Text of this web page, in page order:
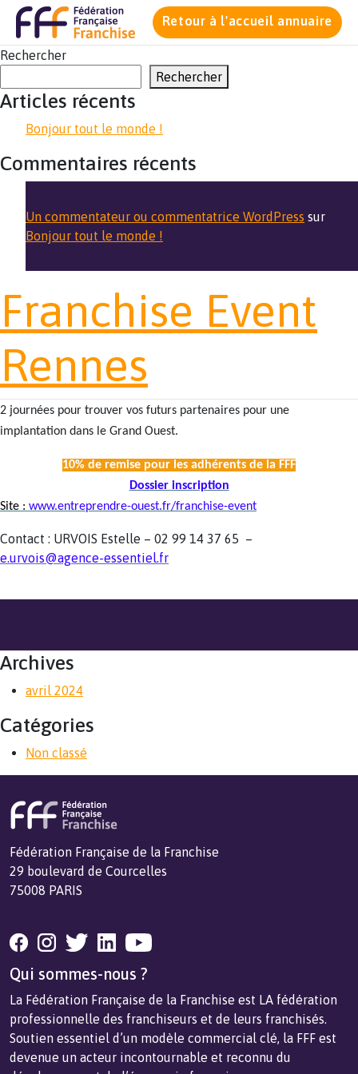
Retour à l'accueil annuaire
Rechercher
Rechercher
Articles récents
Bonjour tout le monde !
Commentaires récents
Un commentateur ou commentatrice WordPress sur
Bonjour tout le monde !
Franchise Event
Rennes
2 journées pour trouver vos futurs partenaires pour une
implantation dans le Grand Ouest.
10% de remise pour les adhérents de la FFF
Dossier inscription
Site : www.entreprendre-ouest.fr/franchise-event
Contact : URVOIS Estelle – 02 99 14 37 65 –
e.urvois@agence-essentiel.fr
Archives
avril 2024
Catégories
Non classé
Fédération Française de la Franchise
29 boulevard de Courcelles
75008 PARIS
Qui sommes-nous ?
La Fédération Française de la Franchise est LA fédération
professionnelle des franchiseurs et de leurs franchisés.
Soutien essentiel d’un modèle commercial clé, la FFF est
devenue un acteur incontournable et reconnu du